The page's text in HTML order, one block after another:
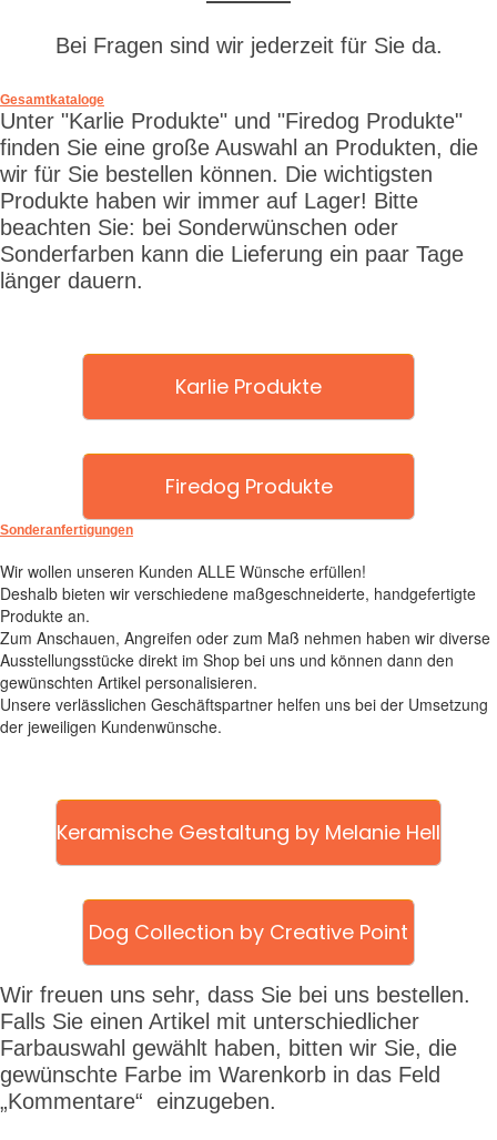
Bei Fragen sind wir jederzeit für Sie da.
Gesamtkataloge
Unter "Karlie Produkte" und "Firedog Produkte"
finden Sie eine große Auswahl an Produkten, die
wir für Sie bestellen können. Die wichtigsten
Produkte haben wir immer auf Lager! Bitte
beachten Sie: bei Sonderwünschen oder
Sonderfarben kann die Lieferung ein paar Tage
länger dauern.
Karlie Produkte
Firedog Produkte
Sonderanfertigungen
Wir wollen unseren Kunden ALLE Wünsche erfüllen!
Deshalb bieten wir verschiedene maßgeschneiderte, handgefertigte
Produkte an.
Zum Anschauen, Angreifen oder zum Maß nehmen haben wir diverse
Ausstellungsstücke direkt im Shop bei uns und können dann den
gewünschten Artikel personalisieren.
Unsere verlässlichen Geschäftspartner helfen uns bei der Umsetzung
der jeweiligen Kundenwünsche.
Keramische Gestaltung by Melanie Hell
Dog Collection by Creative Point
Wir freuen uns sehr, dass Sie bei uns bestellen.
Falls Sie einen Artikel mit unterschiedlicher
Farbauswahl gewählt haben, bitten wir Sie, die
gewünschte Farbe im Warenkorb in das Feld
„Kommentare“ einzugeben.